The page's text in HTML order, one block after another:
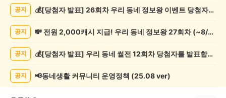
록
공지 💰[당첨자 발표] 26회차 우리 동네 정보왕 이벤트 당첨자를 발표합니다!
공지 💸 전원 2,000캐시 지급! 우리 동네 정보왕 27회차 (~8/10)
공지 💰[당첨자 발표] 우리 동네 썰전 12회차 당첨자를 발표합니다!
공지 📢동네생활 커뮤니티 운영정책 (25.08 ver)